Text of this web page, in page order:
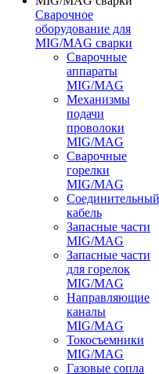
Сварочное
оборудование для
MIG/MAG сварки
Сварочные
аппараты
MIG/MAG
Механизмы
подачи
проволоки
MIG/MAG
Сварочные
горелки
MIG/MAG
Соединительный
кабель
Запасные части
MIG/MAG
Запасные части
для горелок
MIG/MAG
Направляющие
каналы
MIG/MAG
Токосъемники
MIG/MAG
Газовые сопла